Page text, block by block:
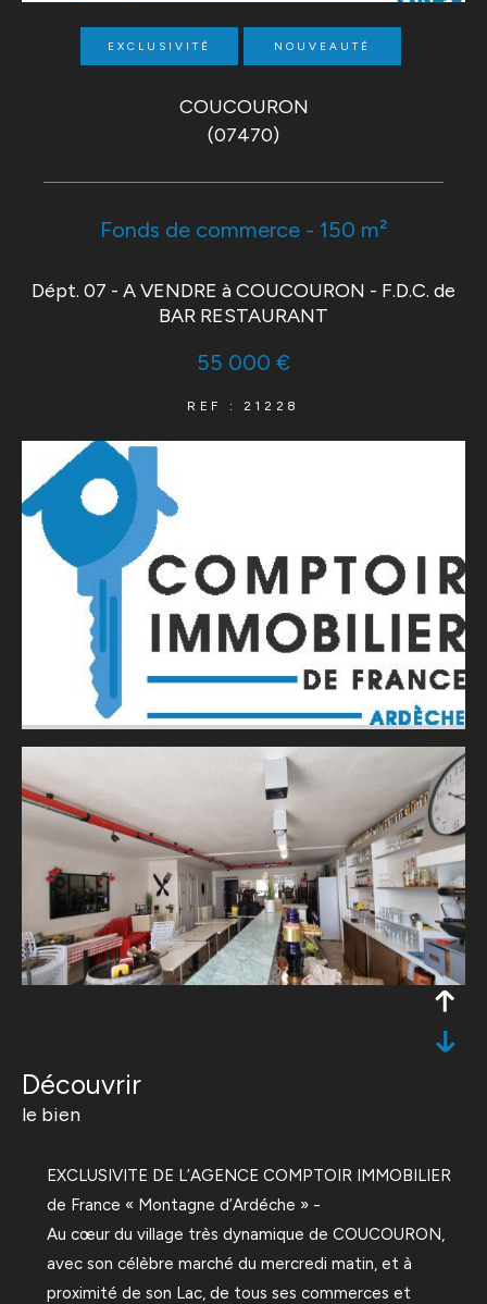
EXCLUSIVITÉ NOUVEAUTÉ
COUCOURON
(07470)
Fonds de commerce - 150 m²
Dépt. 07 - A VENDRE à COUCOURON - F.D.C. de
BAR RESTAURANT
55 000 €
REF : 21228
découvrir
le bien
EXCLUSIVITE DE L’AGENCE COMPTOIR IMMOBILIER
de France « Montagne d’Ardéche » -
Au cœur du village très dynamique de COUCOURON,
avec son célèbre marché du mercredi matin, et à
proximité de son Lac, de tous ses commerces et